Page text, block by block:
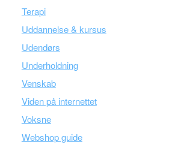
Terapi
Uddannelse & kursus
Udendørs
Underholdning
Venskab
Viden på internettet
Voksne
Webshop guide